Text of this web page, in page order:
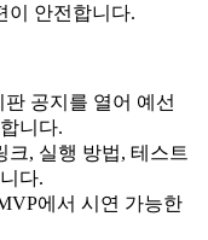
이 안전합니다.
공지를 열어 예선
니다.
크, 실행 방법, 테스트
다.
에서 시연 가능한